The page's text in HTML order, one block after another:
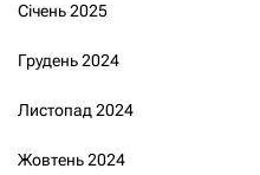
Січень 2025
Грудень 2024
Листопад 2024
Жовтень 2024